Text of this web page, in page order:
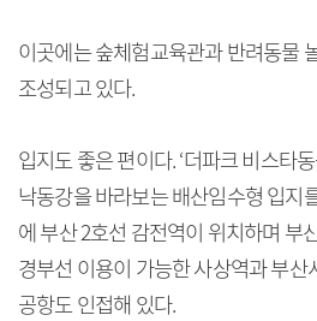
이곳에는 숲체험교육관과 반려동물
조성되고 있다.
입지도 좋은 편이다. ‘더파크 비스타
낙동강을 바라보는 배산임수형 입지
에 부산 2호선 감전역이 위치하며 부
경부선 이용이 가능한 사상역과 부
공항도 인접해 있다.